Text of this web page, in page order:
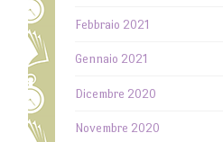
Febbraio 2021
Gennaio 2021
Dicembre 2020
Novembre 2020